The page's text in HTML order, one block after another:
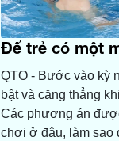
Để trẻ có một
QTO - Bước vào kỳ
bật và căng thẳng
Các phương án
chơi ở đâu, làm sao